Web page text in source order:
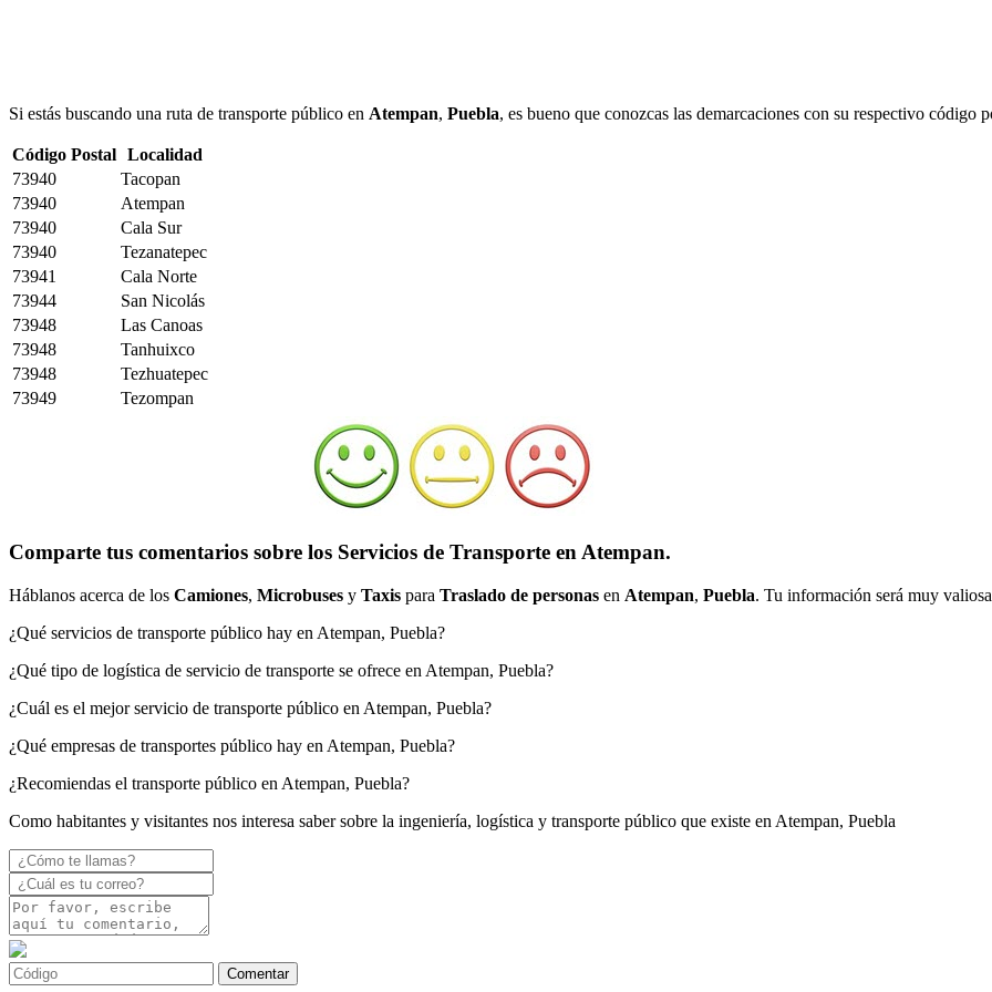
Si estás buscando una ruta de transporte público en Atempan, Puebla, es bueno que conozcas las demarcaciones con su respectivo código
Código Postal Localidad
73940
Tacopan
73940
Atempan
73940
Cala Sur
73940
Tezanatepec
73941
Cala Norte
73944
San Nicolás
73948
Las Canoas
73948
Tanhuixco
73948
Tezhuatepec
73949
Tezompan
Comparte tus comentarios sobre los Servicios de Transporte en Atempan.
Háblanos acerca de los Camiones, Microbuses y Taxis para Traslado de personas en Atempan, Puebla. Tu información será muy
¿Qué servicios de transporte público hay en Atempan, Puebla?
¿Qué tipo de logística de servicio de transporte se ofrece en Atempan, Puebla?
¿Cuál es el mejor servicio de transporte público en Atempan, Puebla?
¿Qué empresas de transportes público hay en Atempan, Puebla?
¿Recomiendas el transporte público en Atempan, Puebla?
Como habitantes y visitantes nos interesa saber sobre la ingeniería, logística y transporte público que existe en Atempan, Puebla